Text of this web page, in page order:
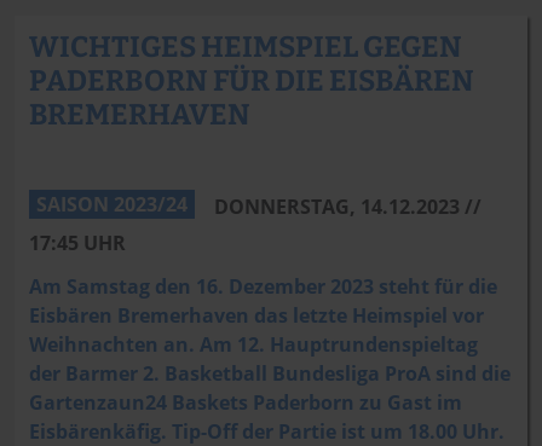
WICHTIGES HEIMSPIEL GEGEN
PADERBORN FÜR DIE EISBÄREN
BREMERHAVEN
SAISON 2023/24
DONNERSTAG, 14.12.2023 //
17:45 UHR
Am Samstag den 16. Dezember 2023 steht für die
Eisbären Bremerhaven das letzte Heimspiel vor
Weihnachten an. Am 12. Hauptrundenspieltag
der Barmer 2. Basketball Bundesliga ProA sind die
Gartenzaun24 Baskets Paderborn zu Gast im
Eisbärenkäfig. Tip-Off der Partie ist um 18.00 Uhr.